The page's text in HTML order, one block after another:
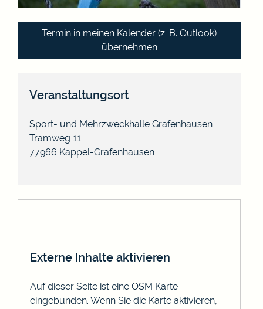
Termin in meinen Kalender (z. B. Outlook)
übernehmen
Veranstaltungsort
Sport- und Mehrzweckhalle Grafenhausen
Tramweg 11
77966 Kappel-Grafenhausen
Externe Inhalte aktivieren
Auf dieser Seite ist eine OSM Karte
eingebunden. Wenn Sie die Karte aktivieren,